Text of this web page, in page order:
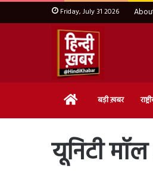
Friday, July 31 2026
Home बड़ी ख़बर
यूनिटी